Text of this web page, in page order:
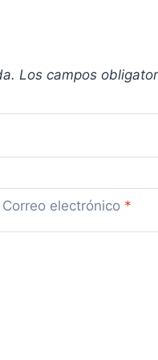
Los campos
Correo electrónico *